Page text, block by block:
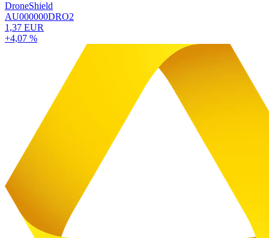
DroneShield
AU000000DRO2
1,37 EUR
+4,07 %